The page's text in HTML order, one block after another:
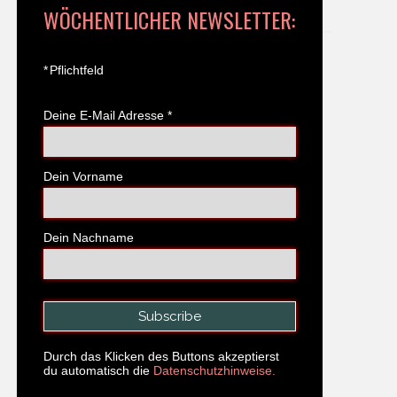
WÖCHENTLICHER NEWSLETTER:
*Pflichtfeld
Deine E-Mail Adresse *
Dein Vorname
Dein Nachname
Durch das Klicken des Buttons akzeptierst
du automatisch die Datenschutzhinweise.